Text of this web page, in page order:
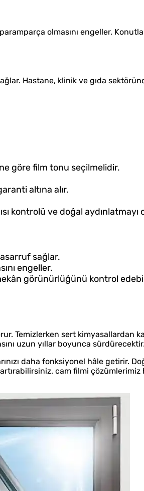
olmasını engeller.
Hastane, klinik ve gıda
göre film tonu seçilmelidir.
altına alır.
kontrolü ve doğal aydınlatmayı
sağlar.
engeller.
görünürlüğünü kontrol
Temizlerken sert kimyasallardan
uzun yıllar boyunca sürdürecektir.
daha fonksiyonel hâle getirir.
cam filmi çözümlerimiz